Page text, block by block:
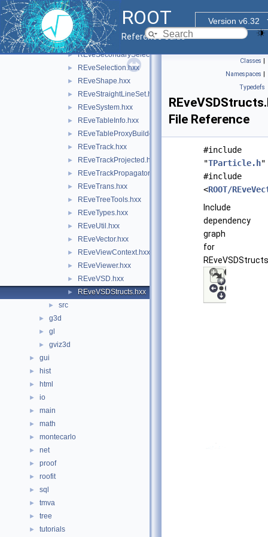
ROOT
Version v6.32
Reference Guide
► REveRGBAPalette.hxx
► REveScalableStraightLineSet.hxx
► REveScene.hxx
► REveSceneInfo.hxx
► REveSecondarySelectable.hxx
► REveSelection.hxx
► REveShape.hxx
► REveStraightLineSet.hxx
► REveSystem.hxx
► REveTableInfo.hxx
► REveTableProxyBuilder.hxx
► REveTrack.hxx
► REveTrackProjected.hxx
► REveTrackPropagator.hxx
► REveTrans.hxx
► REveTreeTools.hxx
► REveTypes.hxx
► REveUtil.hxx
► REveVector.hxx
► REveViewContext.hxx
► REveViewer.hxx
► REveVSD.hxx
► REveVSDStructs.hxx
► src
► g3d
► gl
► gviz3d
► gui
► hist
► html
► io
► main
► math
► montecarlo
► net
► proof
► roofit
► sql
► tmva
► tree
► tutorials
Classes |
Namespaces |
Typedefs
File Reference
#include
"TParticle.h"
#include
<ROOT/
Include
dependency
graph
for